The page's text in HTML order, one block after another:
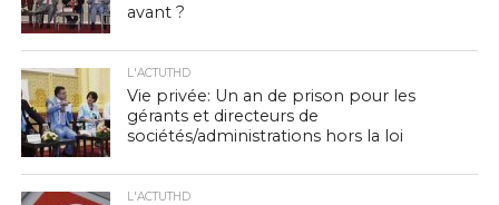
avant ?
L'ACTUTHD
Vie privée: Un an de prison pour les
gérants et directeurs de
sociétés/administrations hors la loi
L'ACTUTHD